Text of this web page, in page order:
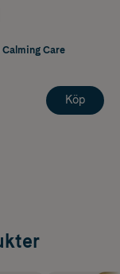
Care
Köp